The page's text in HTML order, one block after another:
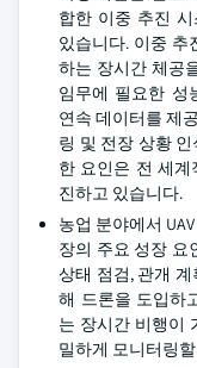
합한 이중 추진
있습니다. 이중 추
하는 장시간 체공
임무에 필요한 성
연속 데이터를 제
링 및 전장 상황
한 요인은 전 세계
진하고 있습니다.
농업 분야에서
장의 주요 성장 요
상태 점검, 관개
해 드론을 도입하
는 장시간 비행이
밀하게 모니터링